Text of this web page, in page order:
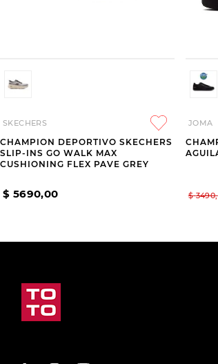
SKECHERS
CHAMPION DEPORTIVO SKECHERS
SLIP-INS GO WALK MAX
CUSHIONING FLEX PAVE GREY
$ 5690,00
JOMA
$ 3490,